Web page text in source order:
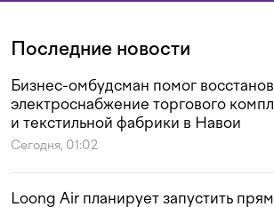
Последние новости
Бизнес-омбудсман помог
электроснабжение торгового
и текстильной фабрики в Навои
Сегодня, 01:02
Loong Air планирует запустить